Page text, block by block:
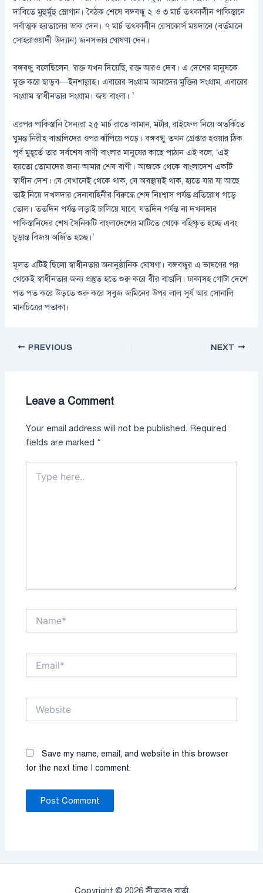
দাবিতে মুহুর্মুহু স্লোগান। বৈঠক শেষে বঙ্গবন্ধু ২ ও ৩ মার্চ তৎকালীন পাকিস্তানে
সর্বাত্মক হরতালের ডাক দেন। ৭ মার্চ তৎকালীন রেসকোর্স ময়দানে (বর্তমানে
সোহরাওয়ার্দী উদ্যান) জনসভার ঘোষণা দেন।
বঙ্গবন্ধু বলেছিলেন, ‘রক্ত যখন দিয়েছি, রক্ত আরও দেব। এ দেশের মানুষকে
মুক্ত করে ছাড়ব—ইনশাল্লাহ। এবারের সংগ্রাম আমাদের মুক্তির সংগ্রাম, এবারের
সংগ্রাম স্বাধীনতার সংগ্রাম। জয় বাংলা। ’
এরপর পাকিস্তানি সৈন্যরা ২৫ মার্চ রাতে কামান, মর্টার, রাইফেল নিয়ে অতর্কিতে
ঘুমন্ত নিরীহ বাঙালিদের ওপর ঝাঁপিয়ে পড়ে। বঙ্গবন্ধু তখন গ্রেপ্তার হওয়ার ঠিক
পূর্ব মুহূর্তে তার সর্বশেষ বাণী বাংলার মানুষের কাছে পাঠান এই বলে, ‘এই
হয়তো তোমাদের জন্য আমার শেষ বাণী। আজকে থেকে বাংলাদেশ একটি
স্বাধীন দেশ। যে যেখানেই থেকে থাক, যে অবস্থায়ই থাক, হাতে যার যা আছে
তাই নিয়ে দখলদার সেনাবাহিনীর বিরুদ্ধে শেষ নিঃশ্বাস পর্যন্ত প্রতিরোধ গড়ে
তোল। ততদিন পর্যন্ত লড়াই চালিয়ে যাবে, যতদিন পর্যন্ত না দখলদার
পাকিস্তানিদের শেষ সৈনিকটি বাংলাদেশের মাটিতে থেকে বহিষ্কৃত হচ্ছে এবং
চূড়ান্ত বিজয় অর্জিত হচ্ছে।’
মূলত এটিই ছিলো স্বাধীনতার অনানুষ্ঠানিক ঘোষণা। বঙ্গবন্ধুর এ ভাষণের পর
থেকেই স্বাধীনতার জন্য প্রস্তুত হতে শুরু করে বীর বাঙালি। ঢাকাসহ গোটা দেশে
পত পত করে উড়তে শুরু করে সবুজ জমিনের উপর লাল সূর্য আর সোনালি
মানচিত্রের পতাকা।
PREVIOUS NEXT
Leave a Comment
Your email address will not be published. Required
fields are marked *
here..
Save my name, email, and website in this browser
for the next time I comment.
Copyright © 2026 সীতাকুণ্ড বার্তা